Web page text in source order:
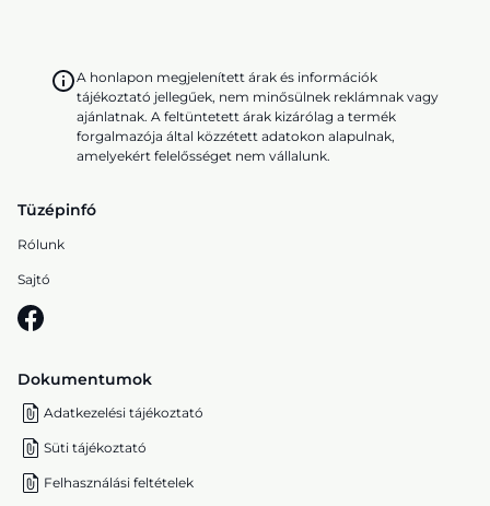
A honlapon megjelenített árak és információk
tájékoztató jellegűek, nem minősülnek reklámnak vagy
ajánlatnak. A feltüntetett árak kizárólag a termék
forgalmazója által közzétett adatokon alapulnak,
amelyekért felelősséget nem vállalunk.
Tüzépinfó
Rólunk
Sajtó
Dokumentumok
Adatkezelési tájékoztató
Süti tájékoztató
Felhasználási feltételek